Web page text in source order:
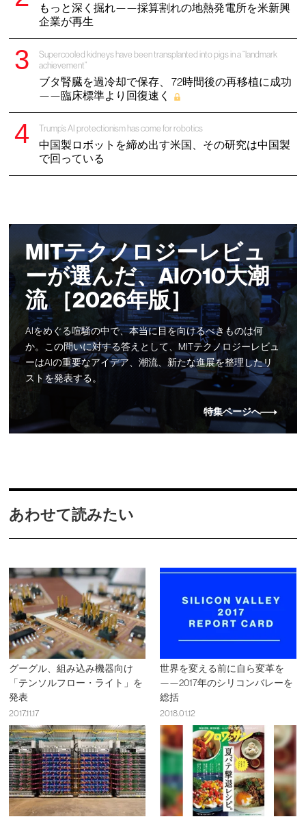
もっと深く掘れ——採算割れの地熱発電所を米新興
企業が再生
Supercooled kidneys have been transplanted into pigs in a “landmark
achievement”
ブタ腎臓を過冷却で保存、 72時間後の再移植に成功
——臨床標準より回復速く
Trump’s AI protectionism has come for robotics
中国製ロボットを締め出す米国、その研究は中国製
で回っている
MITテクノロジーレビュ
ーが選んだ、AIの10大潮
流 ［2026年版］
AIをめぐる喧騒の中で、本当に目を向けるべきものは何
か。この問いに対する答えとして、MITテクノロジーレビュ
ーはAIの重要なアイデア、潮流、新たな進展を整理したリ
ストを発表する。
特集ページへ
あわせて読みたい
グーグル、組み込み機器向け
「テンソルフロー・ライト」を
発表
2017.11.17
世界を変える前に自ら変革を
——2017年のシリコンバレーを
総括
2018.01.12